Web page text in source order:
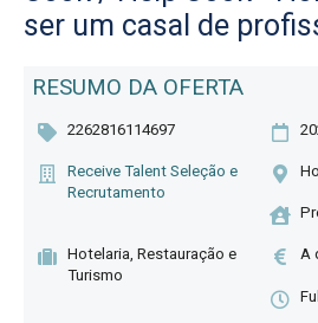
ser um casal de
RESUMO DA OFERTA
2262816114697
Receive Talent Seleção e
Recrutamento
Hotelaria, Restauração e
Turismo
A